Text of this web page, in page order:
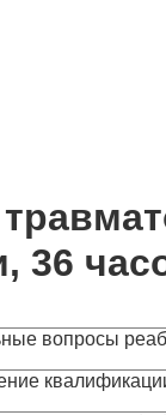
36
вопросы